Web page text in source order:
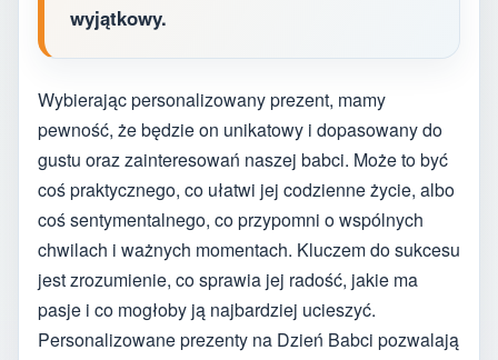
wyjątkowy.
Wybierając personalizowany prezent, mamy
pewność, że będzie on unikatowy i dopasowany do
gustu oraz zainteresowań naszej babci. Może to być
coś praktycznego, co ułatwi jej codzienne życie, albo
coś sentymentalnego, co przypomni o wspólnych
chwilach i ważnych momentach. Kluczem do sukcesu
jest zrozumienie, co sprawia jej radość, jakie ma
pasje i co mogłoby ją najbardziej ucieszyć.
Personalizowane prezenty na Dzień Babci pozwalają